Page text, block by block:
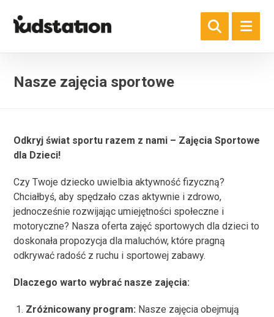
Nasze zajęcia sportowe
Odkryj świat sportu razem z nami – Zajęcia Sportowe
dla Dzieci!
Czy Twoje dziecko uwielbia aktywność fizyczną?
Chciałbyś, aby spędzało czas aktywnie i zdrowo,
jednocześnie rozwijając umiejętności społeczne i
motoryczne? Nasza oferta zajęć sportowych dla dzieci to
doskonała propozycja dla maluchów, które pragną
odkrywać radość z ruchu i sportowej zabawy.
Dlaczego warto wybrać nasze zajęcia:
Zróżnicowany program: Nasze zajęcia obejmują